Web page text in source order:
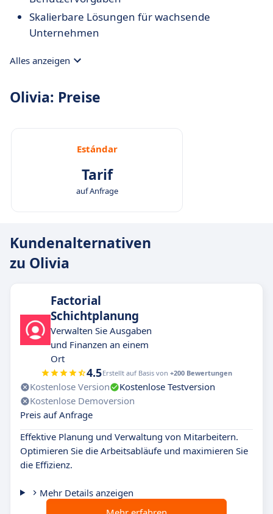
Skalierbare Lösungen für wachsende
Unternehmen
Alles anzeigen
Olivia: Preise
Estándar
Tarif
auf Anfrage
Kundenalternativen
zu Olivia
Factorial
Schichtplanung
Verwalten Sie Ausgaben
und Finanzen an einem
Ort
4.5Erstellt auf Basis von +200 Bewertungen
Kostenlose Version
Kostenlose Testversion
Kostenlose Demoversion
Preis auf Anfrage
Effektive Planung und Verwaltung von Mitarbeitern.
Optimieren Sie die Arbeitsabläufe und maximieren Sie
die Effizienz.
Mehr Details anzeigen